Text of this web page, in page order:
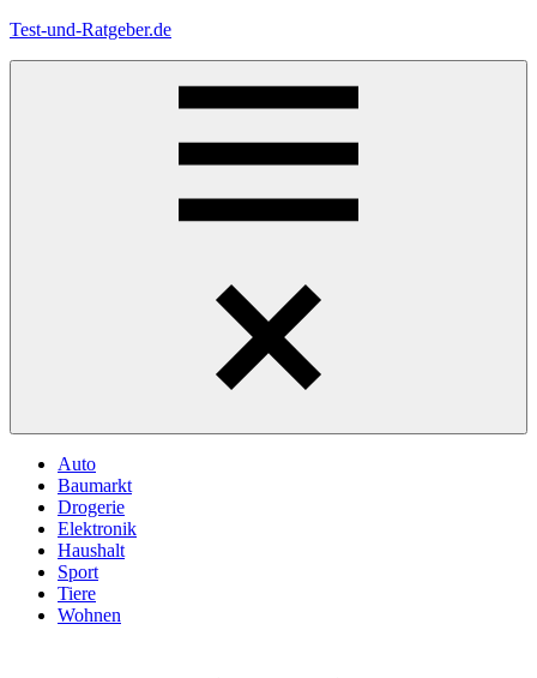
Zum
Test-und-Ratgeber.de
Auto
Baumarkt
Drogerie
Elektronik
Haushalt
Sport
Tiere
Wohnen